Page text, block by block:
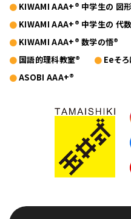
KIWAMI AAA+® 中学生の 図
KIWAMI AAA+® 中学生の 代
KIWAMI AAA+® 数学の悟®
国語的理科教室®
Eeそ
ASOBI AAA+®